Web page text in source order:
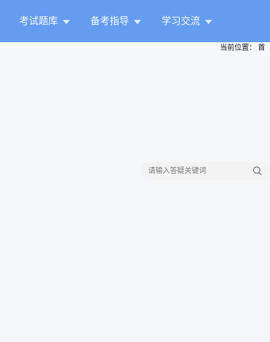
考试题库 备考指导 学习交流
当前位置： 首